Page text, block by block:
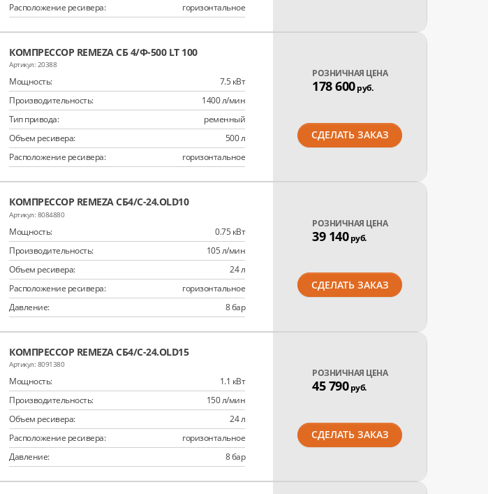
Расположение ресивера:
горизонтальное
КОМПРЕССОР REMEZA СБ 4/Ф-500 LT 100
20388
Мощность:
7.5 кВт
Производительность:
1400 л/мин
Тип привода:
ременный
Объем ресивера:
500 л
Расположение ресивера:
горизонтальное
РОЗНИЧНАЯ ЦЕНА
178 600руб.
СДЕЛАТЬ ЗАКАЗ
КОМПРЕССОР REMEZA СБ4/С-24.OLD10
8084880
Мощность:
0.75 кВт
Производительность:
105 л/мин
Объем ресивера:
24 л
Расположение ресивера:
горизонтальное
Давление:
8 бар
РОЗНИЧНАЯ ЦЕНА
39 140руб.
СДЕЛАТЬ ЗАКАЗ
КОМПРЕССОР REMEZA СБ4/С-24.OLD15
8091380
Мощность:
1.1 кВт
Производительность:
150 л/мин
Объем ресивера:
24 л
Расположение ресивера:
горизонтальное
Давление:
8 бар
РОЗНИЧНАЯ ЦЕНА
45 790руб.
СДЕЛАТЬ ЗАКАЗ